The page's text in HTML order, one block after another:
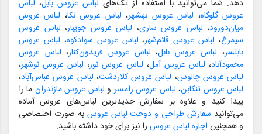
دهد. شما می‌توانید با استفاده از تگ‌های لباس عروس بابل، لباس
عروس گلوگاه، لباس عروس بهشهر، لباس عروس نکا، لباس عروس
میان‌دورود، لباس عروس ساری، لباس عروس جویبار، لباس عروس
سیمرغ، لباس عروس قائم‌شهر، لباس عروس سوادکوه، لباس عروس
بابلسر، لباس عروس بابل، لباس عروس فریدون‌کنار، لباس عروس
محمودآباد، لباس عروس آمل، لباس عروس نور، لباس عروس نوشهر،
لباس عروس چالوس، لباس عروس کلاردشت، لباس عروس عباس‌آباد،
لباس عروس تنکابن، لباس عروس رامسر و لباس عروس مازندران ما را
پیدا کنید و علاوه بر سفارش جدیدترین لباس‌های عروس آماده
می‌توانید سفارش طراحی و دوخت لباس عروس به صورت اختصاصی
و همچنین اجاره لباس عروس را نیز برای خود داشته باشید.